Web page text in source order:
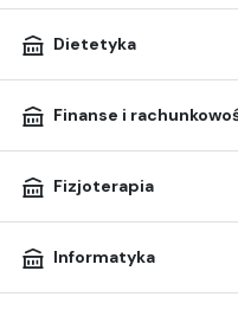
Dietetyka
Finanse i
Fizjoterapia
Informatyka